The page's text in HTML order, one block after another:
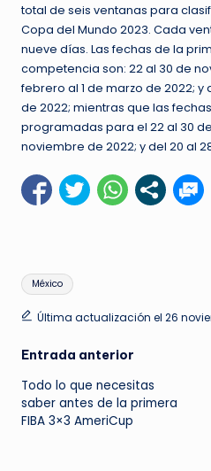
total de seis ventanas para
Copa del Mundo 2023. Cada
nueve días. Las fechas de la
competencia son: 22 al 30 de
febrero al 1 de marzo de 2022; y
de 2022; mientras que las
programadas para el 22 al 30
noviembre de 2022; y del 20 al
Etiquetas:
México
Última actualización el 26
Navegación
de
entradas
Entrada anterior
Todo lo que necesitas
saber antes de la primera
FIBA 3×3 AmeriCup